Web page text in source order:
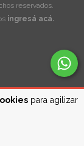
para agilizar
reservados.
ingresá acá.